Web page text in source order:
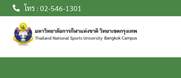
โทร : 02-546-1301